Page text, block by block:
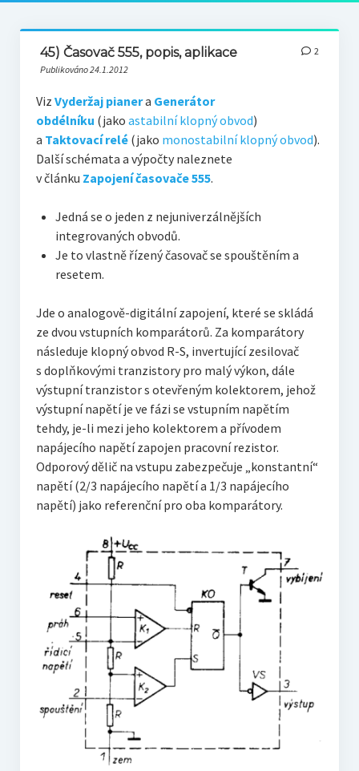
45) Časovač 555, popis, aplikace
Publikováno 24.1.2012
2
Viz Vyderžaj pianera Generátor
obdélníku (jako astabilní klopný obvod)
a Taktovací relé(jako monostabilní klopný obvod).
Další schémata a výpočty naleznete
v článku Zapojení časovače 555.
Jedná se o jeden z nejuniverzálnějších
integrovaných obvodů.
Je to vlastně řízený časovač se spouštěním a
resetem.
Jde o analogově-digitální zapojení, které se skládá
ze dvou vstupních komparátorů. Za komparátory
následuje klopný obvod R-S, invertující zesilovač
s doplňkovými tranzistory pro malý výkon, dále
výstupní tranzistor s otevřeným kolektorem, jehož
výstupní napětí je ve fázi se vstupním napětím
tehdy, je-li mezi jeho kolektorem a přívodem
napájecího napětí zapojen pracovní rezistor.
Odporový dělič na vstupu zabezpečuje „konstantní“
napětí (2/3 napájecího napětí a 1/3 napájecího
napětí) jako referenční pro oba komparátory.